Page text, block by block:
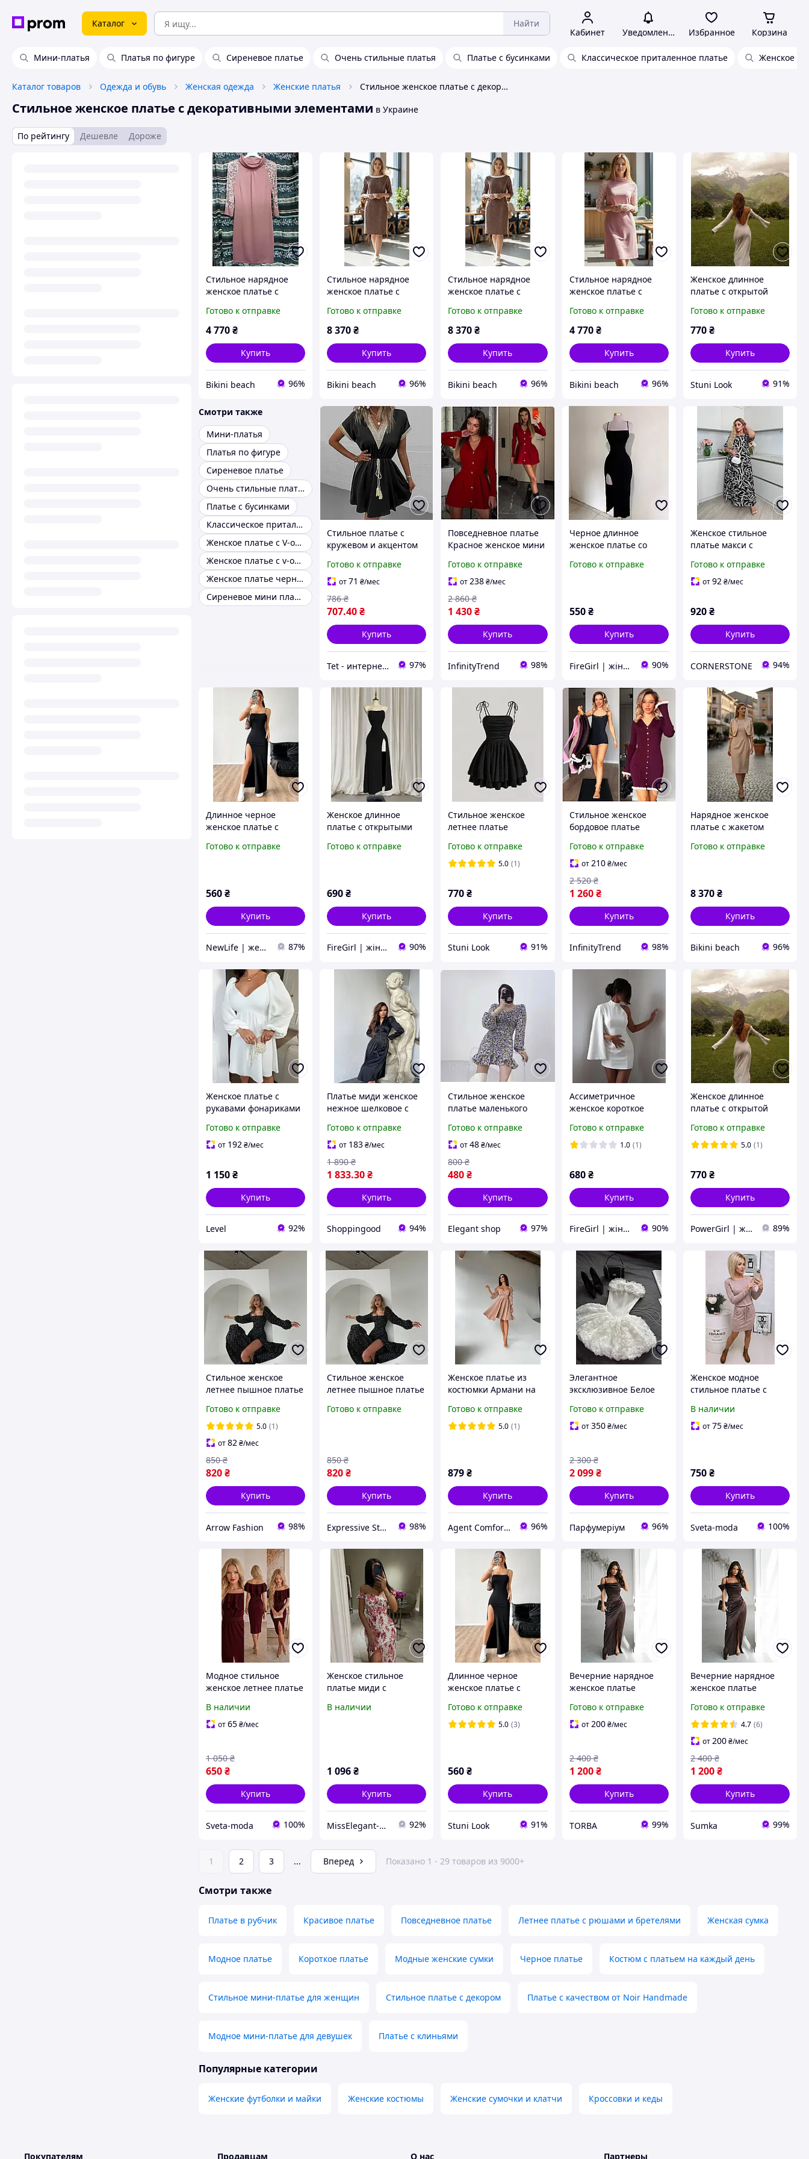
Каталог Найти
Кабинет Уведомления Избранное Корзина
Мини-платья Платья по фигуре Сиреневое платье Очень стильные платья Платье с бусинками Классическое приталенное платье Женское
Каталог товаров Одежда и обувь Женская одежда Женские платья Стильное женское платье с декоративными элементами
Стильное женское платье с декоративными элементами в Украине
По рейтингу Дешевле Дороже
Стильное нарядное
женское платье с
Польша Design
Miraвеlle, art.279-MA
Готово к отправке
4 770₴
Купить
Bikini beach 96%
Стильное нарядное
женское платье с
Польша Modern Line Dj
Design капучино
Готово к отправке
8 370₴
Купить
Bikini beach 96%
Стильное нарядное
женское платье с
Польша Modern Line Dj
Design капучино
Готово к отправке
8 370₴
Купить
Bikini beach 96%
Стильное нарядное
женское платье с
Польша Design
Miraвеlle, art.279-MA
Готово к отправке
4 770 ₴
Купить
Bikini beach 96%
Женское длинное
платье с открытой
Готово к отправке
770₴
Купить
Stuni Look 91%
Смотри также
Мини-платья
Платья по фигуре
Сиреневое платье
Очень стильные платья
Платье с бусинками
Классическое приталенное платье
Женское платье с V-образным вырезом
Женское платье с v-образным вырезом черное
Женское платье черно-белое стильное
Сиреневое мини платье
Стильное платье с
кружевом и акцентом
элегантность
Готово к отправке
от71 ₴/мес
707.40₴
786 ₴
Купить
Tet - интернет-магазин женской одежды и аксессуаров 97%
Повседневное платье
Красное женское мини
длинным рукавом
универсальный размер
S L
Готово к отправке
от238₴/мес
1 430₴
2 860 ₴
Купить
InfinityTrend 98%
Черное длинное
женское платье со
42 и 44-46 размеры)
Готово к отправке
550 ₴
Купить
FireGirl | жіночий одяг 90%
Женское стильное
платье макси с
50-52, 54-56, черный,
беж, Софт принт.
Готово к отправке
от92₴/мес
920₴
Купить
CORNERSTONE 94%
Длинное черное
женское платье с
бретельках
Готово к отправке
560₴
Купить
NewLife | женская одежда 87%
Женское длинное
платье с открытыми
(черное, темно-
Готово к отправке
690₴
Купить
FireGirl | жіночий одяг 90%
Стильное женское
летнее платье
жатка (черное, белое,
голубое, бежевое)
Готово к отправке
5.0 (1)
770₴
Купить
Stuni Look 91%
Стильное женское
бордовое платье
S L Удобное платье для
повседневного образа
Готово к отправке
от 210 ₴/мес
1 260 ₴
2 520 ₴
Купить
InfinityTrend 98%
Нарядное женское
платье с жакетом
Komplet Kreon
Готово к отправке
8 370₴
Купить
Bikini beach 96%
Женское платье с
рукавами фонариками
Готово к отправке
от 192₴/мес
1 150₴
Купить
Level 92%
Платье миди женское
нежное шелковое с
пуговицами и пышной
юбкой Smvk6658
Готово к отправке
от 183₴/мес
1 833.30₴
1 890 ₴
Купить
Shoppingood 94%
Стильное женское
платье маленького
платье в цветочек с
вырезом стильное
платье ХС-С
Готово к отправке
от48₴/мес
480₴
800 ₴
Купить
Elegant shop 97%
Ассиметричное
женское короткое
рукавом на одно плечо
мини коктейльное
красное
Готово к отправке
1.0 (1)
680 ₴
Купить
FireGirl | жіночий одяг 90%
Женское длинное
платье с открытой
Готово к отправке
5.0 (1)
770₴
Купить
PowerGirl | женская одежда 89%
Стильное женское
летнее пышное платье
длинный рукав с
разрезом по ноге на
спине
Готово к отправке
5.0 (1)
от82₴/мес
820₴
850 ₴
Купить
Arrow Fashion 98%
Стильное женское
летнее пышное платье
длинный рукав с
Готово к отправке
820₴
850 ₴
Купить
Expressive Style 98%
Женское платье из
костюмки Армани на
Черный, смарагдовый,
голубой, беж. 42-44, 46-
Готово к отправке
5.0 (1)
879₴
Купить
Agent Comforta 96%
Элегантное
эксклюзивное Белое
нарядное женское
мини платье-мини
Готово к отправке
от350 ₴/мес
2 099 ₴
2 300 ₴
Купить
Парфумеріум 96%
Женское модное
стильное платье с
В наличии
от75₴/мес
750₴
Купить
Sveta-moda 100%
Модное стильное
женское летнее платье
вырезом
В наличии
от65₴/мес
650₴
1 050 ₴
Купить
Sveta-moda 100%
Женское стильное
платье миди с
ткань: штапель
В наличии
1 096₴
Купить
MissElegant-Интернет магазин одежды 92%
Длинное черное
женское платье с
бретельках
Готово к отправке
5.0 (3)
560₴
Купить
Stuni Look 91%
Вечерние нарядное
женское платье
драпировкой атлас,
красивые праздничное
Готово к отправке
от200 ₴/мес
1 200 ₴
2 400 ₴
Купить
TORBA 99%
Вечерние нарядное
женское платье
драпировкой атлас,
красивые праздничное
платья макси на
бретельках
Готово к отправке
4.7 (6)
от200₴/мес
1 200₴
2 400 ₴
Купить
Sumka 99%
1 2 3 ... Вперед Показано 1 - 29 товаров из 9000+
Смотри также
Платье в рубчик Красивое платье Повседневное платье Летнее платье с рюшами и бретелями Женская сумка
Модное платье Короткое платье Модные женские сумки Черное платье Костюм с платьем на каждый день
Стильное мини-платье для женщин Стильное платье с декором Платье с качеством от Noir Handmade
Модное мини-платье для девушек Платье с клиньями
Популярные категории
Женские футболки и майки Женские костюмы Женские сумочки и клатчи Кроссовки и кеды
Покупателям Продавцам О нас Партнеры